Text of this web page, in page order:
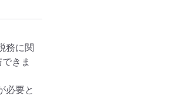
務に関
きま
必要と